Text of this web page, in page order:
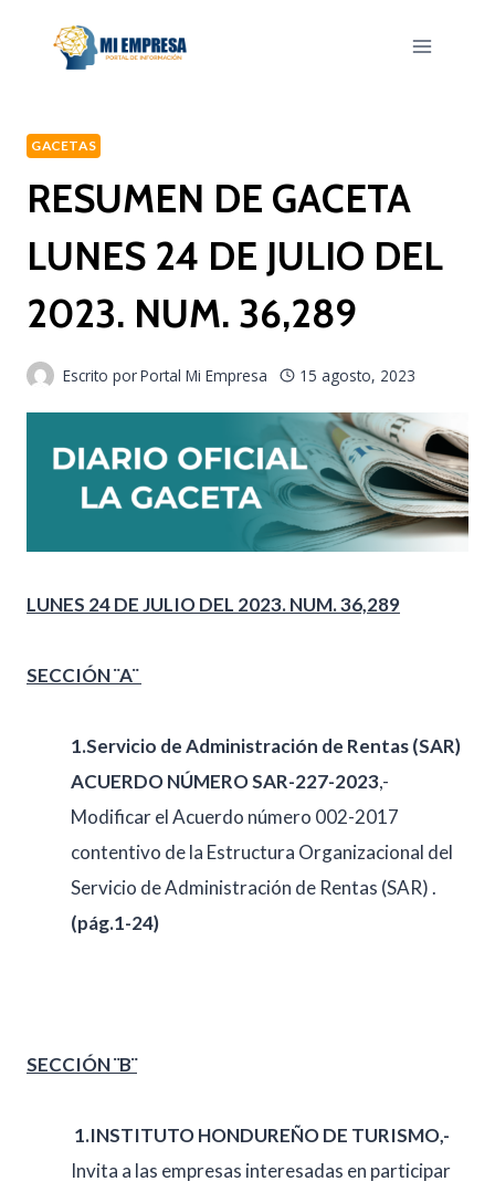
GACETAS
RESUMEN DE GACETA
LUNES 24 DE JULIO DEL
2023. NUM. 36,289
Escrito porPortal Mi Empresa 15 agosto, 2023
LUNES 24 DE JULIO DEL 2023. NUM. 36,289
SECCIÓN ¨A¨
1.Servicio de Administración de Rentas (SAR)
ACUERDO NÚMERO SAR-227-2023,-
Modificar el Acuerdo número 002-2017
contentivo de la Estructura Organizacional del
Servicio de Administración de Rentas (SAR) .
(pág.1-24)
SECCIÓN ¨B¨
1.INSTITUTO HONDUREÑO DE TURISMO,-
Invita a las empresas interesadas en participar